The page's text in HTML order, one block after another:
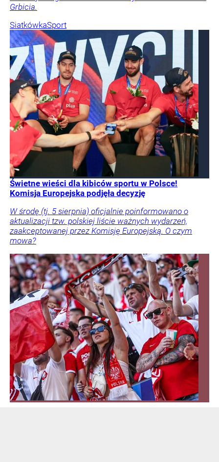
Grbicia.
SiatkówkaSport
Świetne wieści dla kibiców sportu w Polsce!
Komisja Europejska podjęła decyzję
W środę (tj. 5 sierpnia) oficjalnie poinformowano o
aktualizacji tzw. polskiej liście ważnych wydarzeń,
zaakceptowanej przez Komisję Europejską. O czym
mowa?